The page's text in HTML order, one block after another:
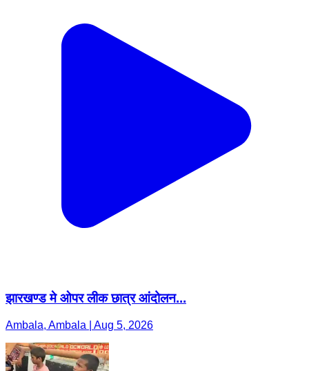
झारखण्ड मे ओपर लीक छात्र आंदोलन...
Ambala, Ambala | Aug 5, 2026